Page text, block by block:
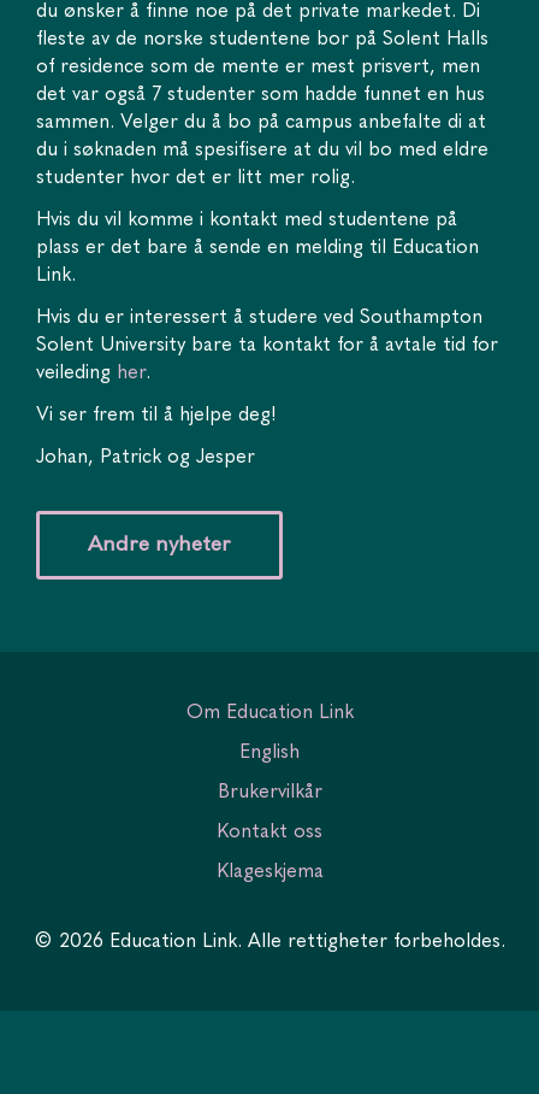
du ønsker å finne noe på det private markedet. Di
fleste av de norske studentene bor på Solent Halls
of residence som de mente er mest prisvert, men
det var også 7 studenter som hadde funnet en hus
sammen. Velger du å bo på campus anbefalte di at
du i søknaden må spesifisere at du vil bo med eldre
studenter hvor det er litt mer rolig.
Hvis du vil komme i kontakt med studentene på
plass er det bare å sende en melding til Education
Link.
Hvis du er interessert å studere ved Southampton
Solent University bare ta kontakt for å avtale tid for
veileding her.
Vi ser frem til å hjelpe deg!
Johan, Patrick og Jesper
Andre nyheter
Om Education Link
English
Brukervilkår
Kontakt oss
Klageskjema
© 2026 Education Link. Alle rettigheter forbeholdes.